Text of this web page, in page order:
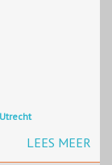
LEES MEER